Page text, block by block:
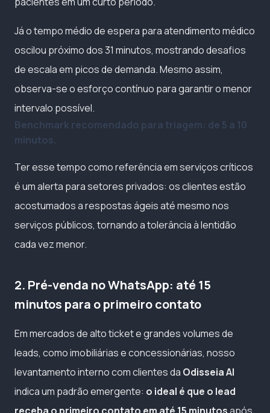
Já o tempo médio de espera para atendimento médico
oscilou próximo dos 31 minutos, mostrando desafios
de escala em picos de demanda. Mesmo assim,
observa-se o esforço contínuo para garantir o menor
intervalo possível.
Benchmark recomendado para triagem: de 5 a 10
minutos.
Ter esse tempo como referência em serviços críticos
é um alerta para setores privados: os clientes estão
acostumados a respostas ágeis até mesmo nos
serviços públicos, tornando a tolerância à lentidão
cada vez menor.
2. Pré-venda no WhatsApp: até 15
minutos para o primeiro contato
Em mercados de alto ticket e grandes volumes de
leads, como imobiliárias e concessionárias, nosso
levantamento interno com clientes da Odisseia AI
indica um padrão emergente: o ideal é que o lead
receba o primeiro contato em até 15 minutosapós